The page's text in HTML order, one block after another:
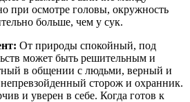
при осмотре головы, окружность
больше, чем у сук.
От природы спокойный, под
может быть решительным и
в общении с людьми, верный и
сторож и охранник.
и уверен в себе. Когда готов к